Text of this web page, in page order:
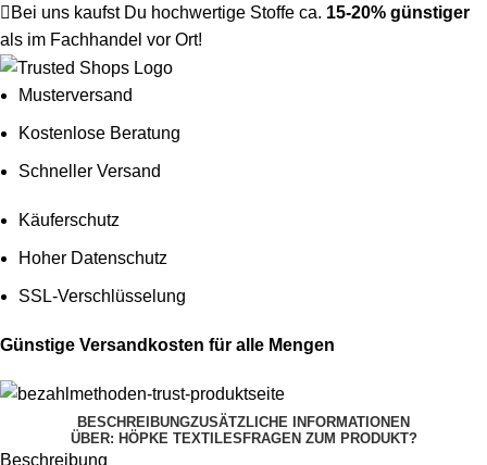
Bei uns kaufst Du hochwertige Stoffe ca. 15-20% günstiger
als im Fachhandel vor Ort!
Musterversand
Kostenlose Beratung
Schneller Versand
Käuferschutz
Hoher Datenschutz
SSL-Verschlüsselung
Günstige Versandkosten für alle Mengen
BESCHREIBUNGZUSÄTZLICHE INFORMATIONEN
ÜBER: HÖPKE TEXTILES FRAGEN ZUM PRODUKT?
Beschreibung